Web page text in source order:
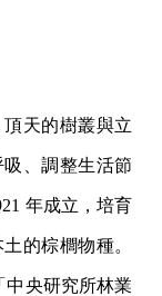
天的樹叢與立
、調整生活節
年成立，培育
的棕櫚物種。
中央研究所林業